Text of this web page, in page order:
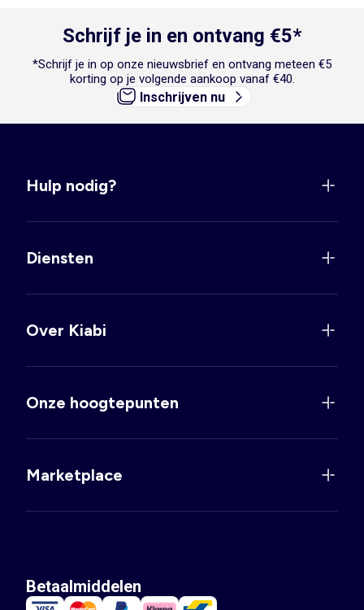
Schrijf je in en ontvang €5*
*Schrijf je in op onze nieuwsbrief en ontvang meteen €5
korting op je volgende aankoop vanaf €40.
Inschrijven nu
Hulp nodig?
Diensten
Over Kiabi
Onze hoogtepunten
Marketplace
Betaalmiddelen